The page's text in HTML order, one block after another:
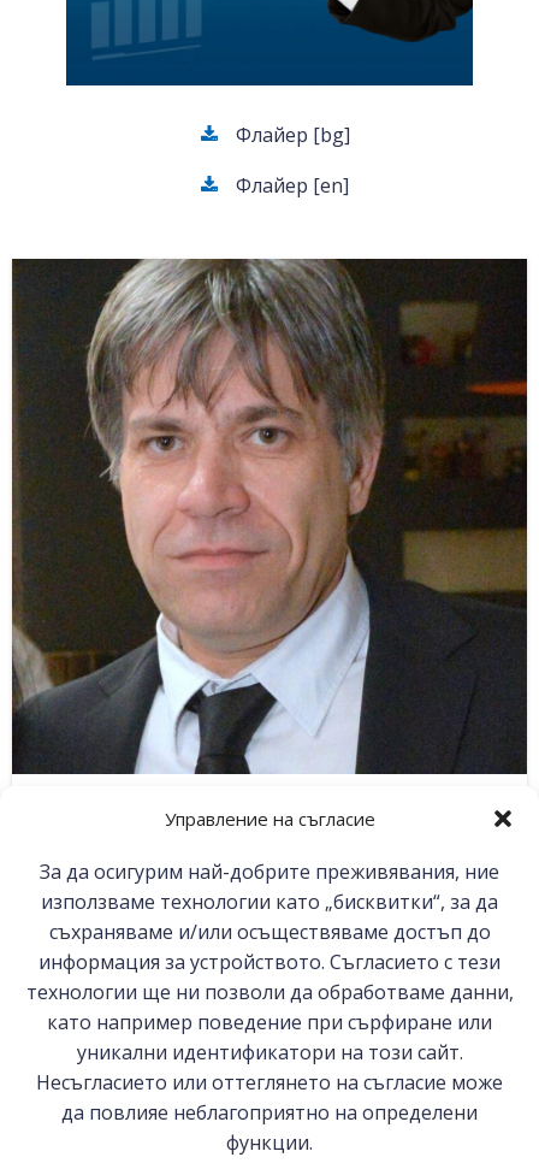
Управление на съгласие
За да осигурим най-добрите преживявания, ние
използваме технологии като „бисквитки“, за да
съхраняваме и/или осъществяваме достъп до
информация за устройството. Съгласието с тези
технологии ще ни позволи да обработваме данни,
като например поведение при сърфиране или
уникални идентификатори на този сайт.
Несъгласието или оттеглянето на съгласие може
да повлияе неблагоприятно на определени
функции.
Флайер [bg]
Флайер [en]
Стоян Василчин
Управител
© 2026 БСК-Комерсконсулт ЕООД
София 1000, ул. Цар Самуил №27